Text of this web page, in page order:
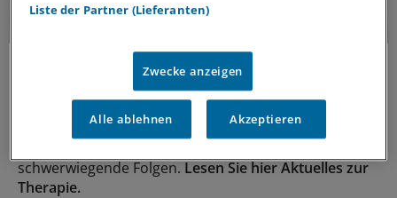
Vitamin-B12-Mangel frühzeitig behandeln!
Müdigkeit und Erschöpfung sind meist die ersten
Symptome eines Vitamin-B12-Mangels. Wird nicht
schwerwiegende Folgen.Lesen Sie hier Aktuelles zur
Therapie.
Liste der Partner (Lieferanten)
Zwecke anzeigen
Alle ablehnen Akzeptieren